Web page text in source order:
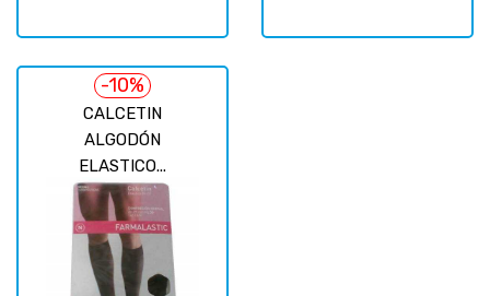
CALCETIN
ALGODÓN
ELASTICO...
-10%